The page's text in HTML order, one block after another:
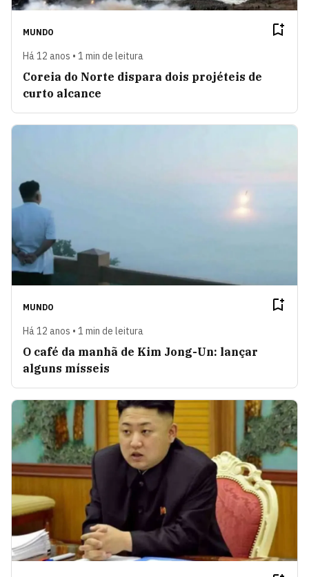
MUNDO
Há 12 anos • 1 min de leitura
Coreia do Norte dispara dois projéteis de
curto alcance
MUNDO
Há 12 anos • 1 min de leitura
O café da manhã de Kim Jong-Un: lançar
alguns mísseis